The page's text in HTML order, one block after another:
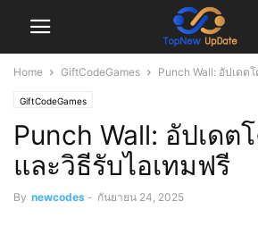
Home GiftCodeGames Punch Wall: อัปเดต
GiftCodeGames
Punch Wall: อัปเดต
และวิธีรับไอเทมฟรี
By newcodes - กันยายน 24, 2025